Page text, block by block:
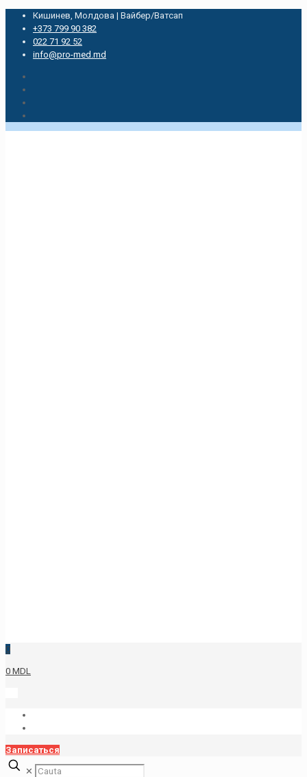
Кишинев, Молдова | Вайбер/Ватсап
+373 799 90 382
022 71 92 52
info@pro-med.md
0
0 MDL
Записаться
✕